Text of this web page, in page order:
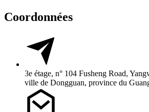
Coordonnées
3e étage, n° 104 Fusheng Road,
ville de Dongguan, province du